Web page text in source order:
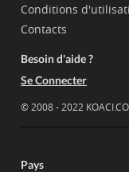
Conditions
Contacts
Besoin d'aide ?
Se Connecter
© 2008 - 2022
Pays